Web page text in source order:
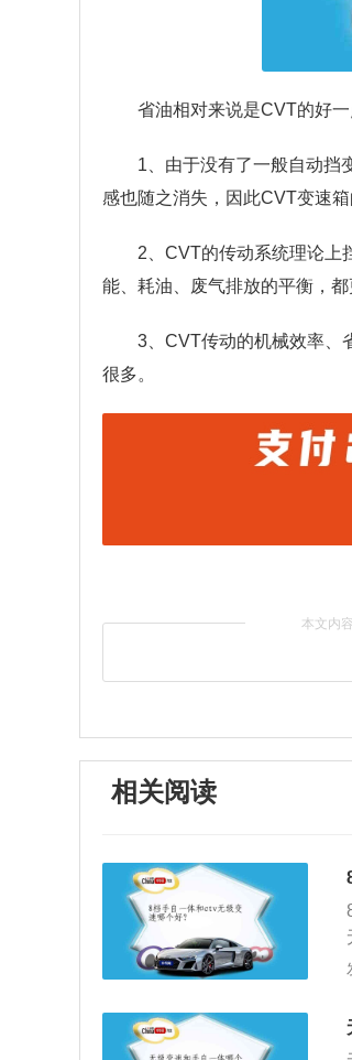
省油相对来说是CVT的好
1、由于没有了一般自动挡
感也随之消失，因此CVT变速
2、CVT的传动系统理论上
能、耗油、废气排放的平衡，都
3、CVT传动的机械效率、
很多。
本文内
相关阅读